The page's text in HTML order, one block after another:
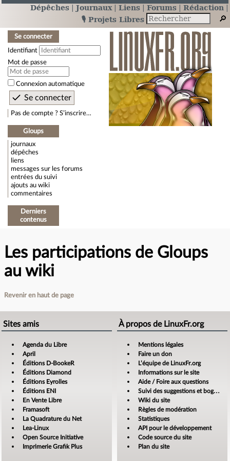
Dépêches Journaux Liens Forums
Rédaction
🎙️ Projets Libres
Se connecter
Identifiant
Mot de passe
Connexion automatique
Pas de compte ? S’inscrire…
Gloups
journaux
dépêches
liens
messages sur les forums
entrées du suivi
ajouts au wiki
commentaires
Derniers
contenus
Les participations de Gloups
au wiki
Revenir en haut de page
Sites amis
Agenda du Libre
April
Éditions D-BookeR
Éditions Diamond
Éditions Eyrolles
Éditions ENI
En Vente Libre
Framasoft
La Quadrature du Net
Lea-Linux
Open Source Initiative
Imprimerie Grafik Plus
À propos de LinuxFr.org
Mentions légales
Faire un don
L’équipe de LinuxFr.org
Informations sur le site
Aide / Foire aux questions
Suivi des suggestions et bogues
Wiki du site
Règles de modération
Statistiques
API pour le développement
Code source du site
Plan du site